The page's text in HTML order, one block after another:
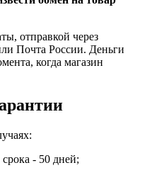
отправкой через
Почта России. Деньги
когда магазин
- 50 дней;